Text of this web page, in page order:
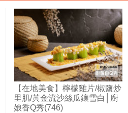
【在地美食】檸檬雞片/椒鹽炒
里肌/黃金流沙絲瓜鑲雪白│廚
娘香Q秀(746)